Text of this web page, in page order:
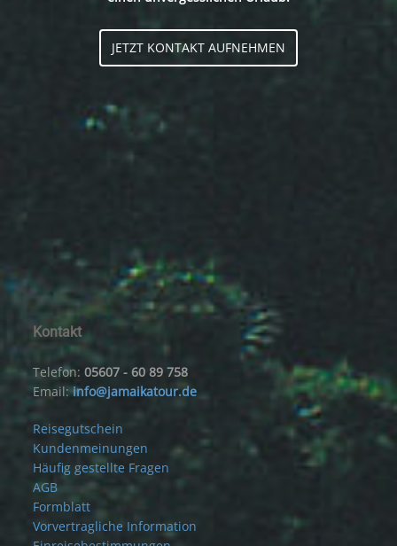
JETZT KONTAKT AUFNEHMEN
Kontakt
Telefon:05607 - 60 89 758
Email:info@jamaikatour.de
Reisegutschein
Kundenmeinungen
Häufig gestellte Fragen
AGB
Formblatt
Vorvertragliche Information